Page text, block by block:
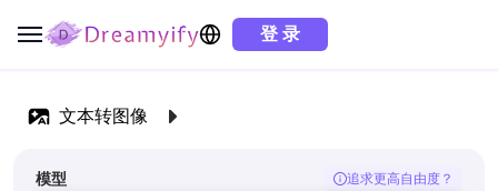
登 录
文本转图像
模型 追求更高自由度？